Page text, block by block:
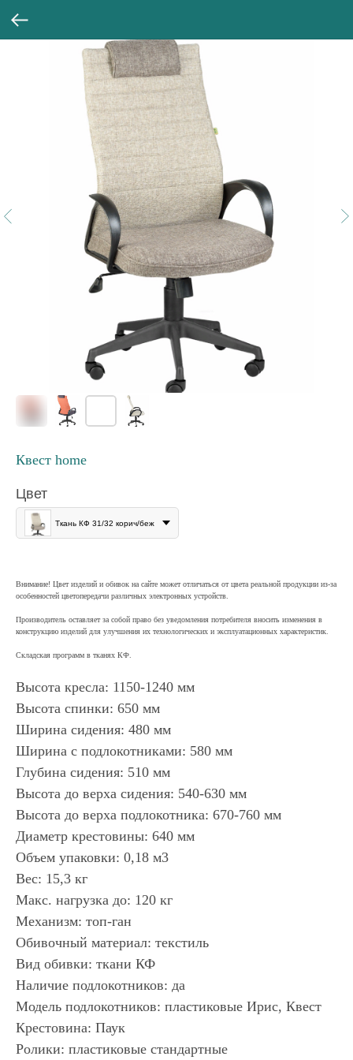
Квест home
Цвет
Ткань КФ 31/32 корич/беж
Внимание! Цвет изделий и обивок на сайте может отличаться от цвета реальной продукции из-за
особенностей цветопередачи различных электронных устройств.
Производитель оставляет за собой право без уведомления потребителя вносить изменения в
конструкцию изделий для улучшения их технологических и эксплуатационных характеристик.
Складская программ в тканях КФ.
Высота кресла: 1150-1240 мм
Высота спинки: 650 мм
Ширина сидения: 480 мм
Ширина с подлокотниками: 580 мм
Глубина сидения: 510 мм
Высота до верха сидения: 540-630 мм
Высота до верха подлокотника: 670-760 мм
Диаметр крестовины: 640 мм
Объем упаковки: 0,18 м3
Вес: 15,3 кг
Макс. нагрузка до: 120 кг
Механизм: топ-ган
Обивочный материал: текстиль
Вид обивки: ткани КФ
Наличие подлокотников: да
Модель подлокотников: пластиковые Ирис, Квест
Крестовина: Паук
Ролики: пластиковые стандартные